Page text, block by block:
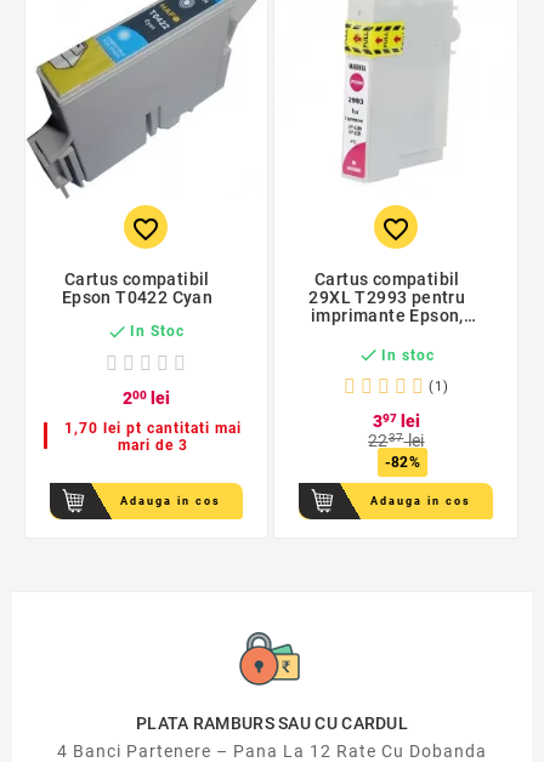
favorite_border
Cartus compatibil
Epson T0422 Cyan
 In Stoc
200lei
1,70 lei pt cantitati mai
mari de 3
Adauga in cos
favorite_border
Cartus compatibil
29XL T2993 pentru
imprimante Epson,
 In stoc
(1)
397lei
2237lei
-82%
Adauga in cos
PLATA RAMBURS SAU CU CARDUL
4 Banci Partenere – Pana La 12 Rate Cu Dobanda